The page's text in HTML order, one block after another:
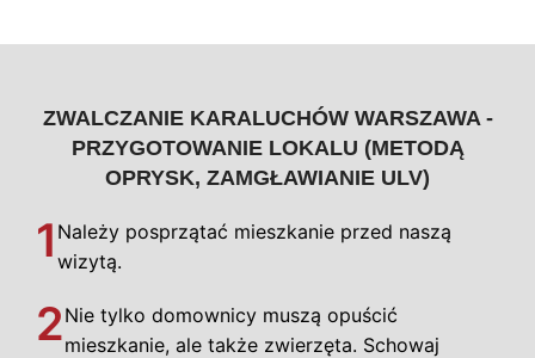
ZWALCZANIE KARALUCHÓW WARSZAWA -
PRZYGOTOWANIE LOKALU (METODĄ
OPRYSK, ZAMGŁAWIANIE ULV)
1 Należy posprzątać mieszkanie przed naszą
wizytą.
2Nie tylko domownicy muszą opuścić
mieszkanie, ale także zwierzęta. Schowaj